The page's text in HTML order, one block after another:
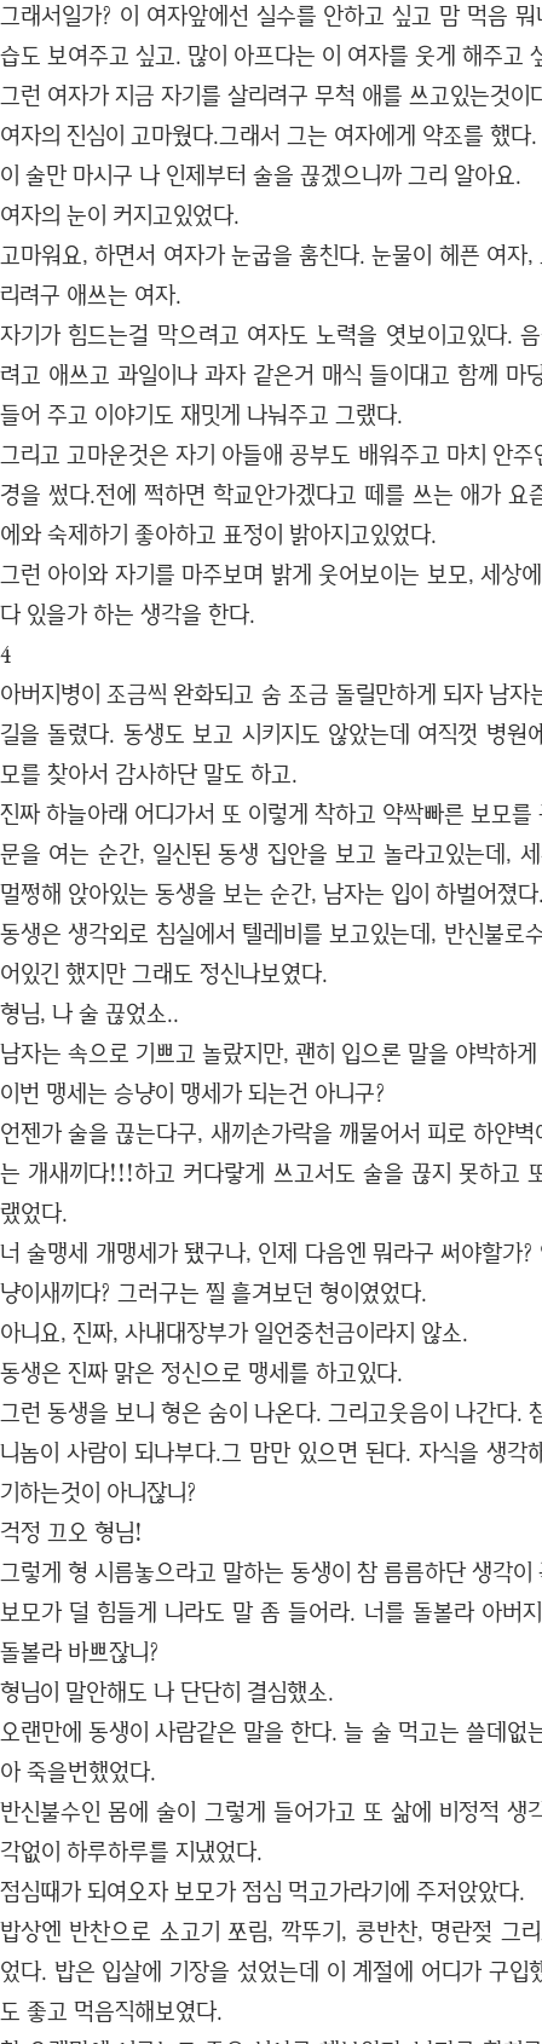
그래서일가? 이 여자앞에선 실수를 안하고 싶고 맘 먹음
습도 보여주고 싶고. 많이 아프다는 이 여자를 웃게 해주고
그런 여자가 지금 자기를 살리려구 무척 애를 쓰고있는것이
여자의 진심이 고마웠다.그래서 그는 여자에게 약조를 했다.
이 술만 마시구 나 인제부터 술을 끊겠으니까 그리 알아요.
여자의 눈이 커지고있었다.
고마워요, 하면서 여자가 눈굽을 훔친다. 눈물이 헤픈 여자
리려구 애쓰는 여자.
자기가 힘드는걸 막으려고 여자도 노력을 엿보이고있다.
려고 애쓰고 과일이나 과자 같은거 매식 들이대고 함께 마
들어 주고 이야기도 재밋게 나눠주고 그랬다.
그리고 고마운것은 자기 아들애 공부도 배워주고 마치 안
경을 썼다.전에 쩍하면 학교안가겠다고 떼를 쓰는 애가 요
에와 숙제하기 좋아하고 표정이 밝아지고있었다.
그런 아이와 자기를 마주보며 밝게 웃어보이는 보모, 세상
다 있을가 하는 생각을 한다.
4
아버지병이 조금씩 완화되고 숨 조금 돌릴만하게 되자 남
길을 돌렸다. 동생도 보고 시키지도 않았는데 여직껏 병원
모를 찾아서 감사하단 말도 하고.
진짜 하늘아래 어디가서 또 이렇게 착하고 약싹빠른 보모를
문을 여는 순간, 일신된 동생 집안을 보고 놀라고있는데,
멀쩡해 앉아있는 동생을 보는 순간, 남자는 입이 하벌어졌
동생은 생각외로 침실에서 텔레비를 보고있는데, 반신불로
어있긴 했지만 그래도 정신나보였다.
형님, 나 술 끊었소..
남자는 속으로 기쁘고 놀랐지만, 괜히 입으론 말을 야박하
이번 맹세는 승냥이 맹세가 되는건 아니구?
언젠가 술을 끊는다구, 새끼손가락을 깨물어서 피로 하얀
는 개새끼다!!!하고 커다랗게 쓰고서도 술을 끊지 못하고
랬었다.
너 술맹세 개맹세가 됐구나, 인제 다음엔 뭐라구 써야할가
냥이새끼다? 그러구는 찔 흘겨보던 형이였었다.
아니요, 진짜, 사내대장부가 일언중천금이라지 않소.
동생은 진짜 맑은 정신으로 맹세를 하고있다.
그런 동생을 보니 형은 숨이 나온다. 그리고웃음이 나간다.
니놈이 사람이 되나부다.그 맘만 있으면 된다. 자식을 생각
기하는것이 아니잖니?
걱정 끄오 형님!
그렇게 형 시름놓으라고 말하는 동생이 참 름름하단 생각이
보모가 덜 힘들게 니라도 말 좀 들어라. 너를 돌볼라 아버
돌볼라 바쁘잖니?
형님이 말안해도 나 단단히 결심했소.
오랜만에 동생이 사람같은 말을 한다. 늘 술 먹고는 쓸데없
아 죽을번했었다.
반신불수인 몸에 술이 그렇게 들어가고 또 삶에 비정적 생
각없이 하루하루를 지냈었다.
점심때가 되여오자 보모가 점심 먹고가라기에 주저앉았다.
밥상엔 반찬으로 소고기 쪼림, 깍뚜기, 콩반찬, 명란젖 그
었다. 밥은 입살에 기장을 섰었는데 이 계절에 어디가 구입
도 좋고 먹음직해보였다.